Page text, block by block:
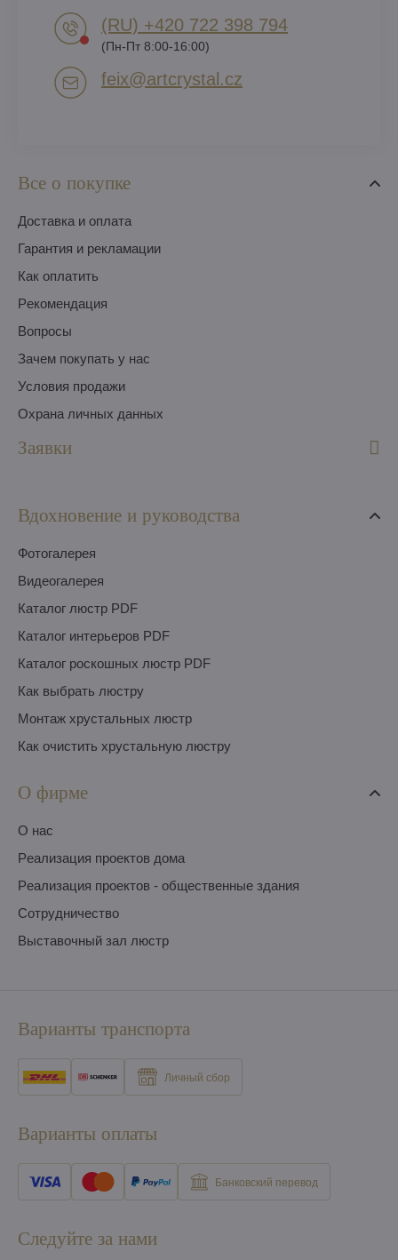
Все о покупке
Доставка и оплата
Гарантия и рекламации
Как оплатить
Pекомендация
Вопросы
Зачем покупать у нас
Условия продажи
Охрана личных данных
Заявки
Вдохновение и руководства
Фотогалерея
Видеогалерея
Каталог люстр PDF
Каталог интерьеров PDF
Каталог роскошных люстр PDF
Как выбрать люстру
Монтаж хрустальных люстр
Как очистить хрустальную люстру
О фирме
O нас
Pеализация проектов дома
Pеализация проектов - общественные здания
Сотрудничество
Выставочный зал люстр
(RU) +420 722 398 794​
(Пн-Пт 8:00-16:00)
feix​@artcrystal​.cz
Варианты транспорта
Личный сбор
Варианты оплаты
Банковский перевод
Следуйте за нами